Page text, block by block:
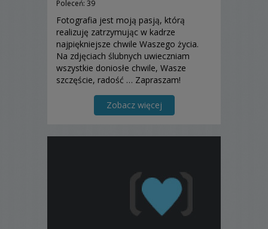
Poleceń: 39
Fotografia jest moją pasją, którą
realizuję zatrzymując w kadrze
najpiękniejsze chwile Waszego życia.
Na zdjęciach ślubnych uwieczniam
wszystkie doniosłe chwile, Wasze
szczęście, radość … Zapraszam!
Zobacz więcej